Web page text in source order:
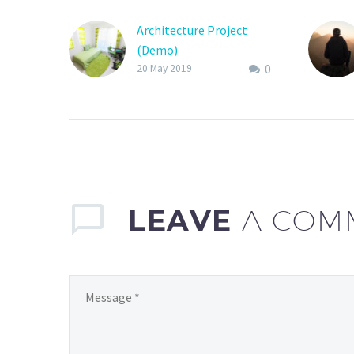
Architecture Project
(Demo)
0
20 May 2019
LEAVE A